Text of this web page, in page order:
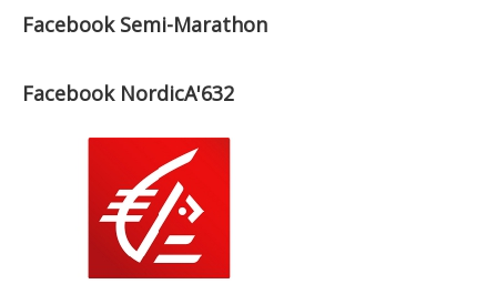
Facebook Semi-Marathon
Facebook NordicA'632